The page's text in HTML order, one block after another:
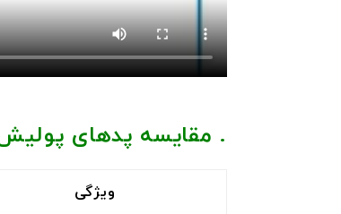
. مقایسه پدهای پولیش
ویژگی